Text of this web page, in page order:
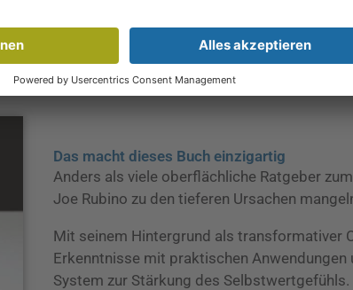
Das macht dieses Buch einzigartig
Anders als viele oberflächliche Ratgeber
Joe Rubino zu den tieferen Ursachen
Mit seinem Hintergrund als transformativer
Erkenntnisse mit praktischen
System zur Stärkung des Selbstwertgefühls.